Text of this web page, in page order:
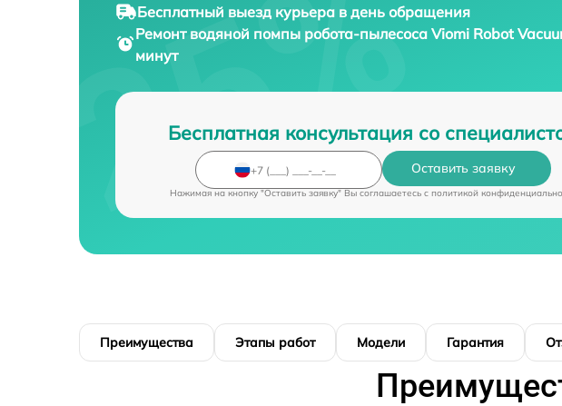
Бесплатный выезд курьера в день обращения
Ремонт водяной помпы робота-пылесосаViomi Robot
минут
Бесплатная консультация со
Оставить заявку
Нажимая на кнопку "Оставить заявку" Вы соглашаетесь c политикой
Преимущества Этапы работ Модели Гарантия